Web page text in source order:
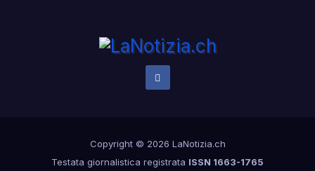
Copyright © 2026 LaNotizia.ch
Testata giornalistica registrata ISSN 1663-1765